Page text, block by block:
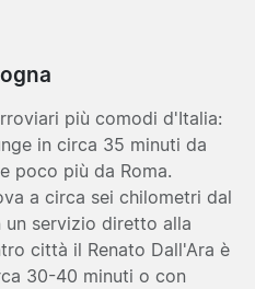
più comodi d'Italia:
in circa 35 minuti da
poco più da Roma.
a circa sei chilometri dal
servizio diretto alla
città il Renato Dall'Ara è
30-40 minuti o con